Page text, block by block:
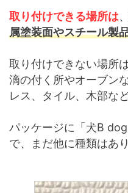
取り付けできる場所は
属塗装面やスチール製
取り付けできない場所
滴の付く所やオーブン
レス、タイル、木部な
パッケージに「犬B
で、まだ他に種類はあ